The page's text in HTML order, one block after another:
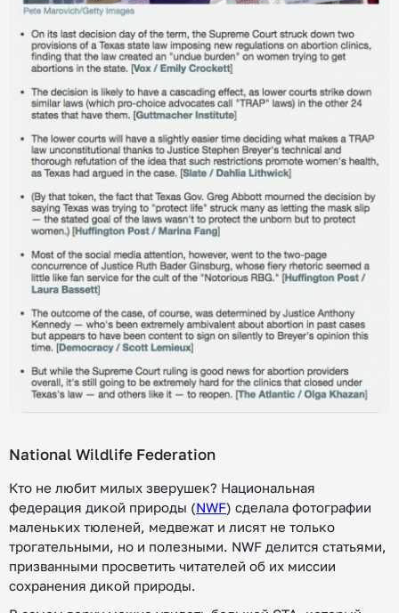
National Wildlife Federation
Кто не любит милых зверушек? Национальная
федерация дикой природы (NWF) сделала фотографии
маленьких тюленей, медвежат и лисят не только
трогательными, но и полезными. NWF делится статьями,
призванными просветить читателей об их миссии
сохранения дикой природы.